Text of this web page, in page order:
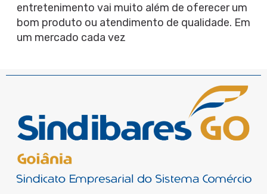
entretenimento vai muito além de oferecer um
bom produto ou atendimento de qualidade. Em
um mercado cada vez